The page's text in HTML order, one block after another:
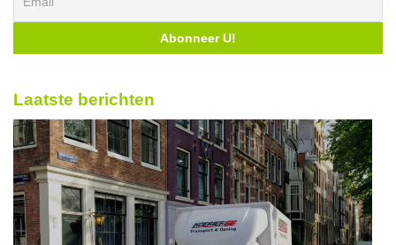
Laatste berichten